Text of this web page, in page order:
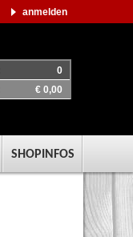
anmelden
0
€ 0,00
SHOPINFOS